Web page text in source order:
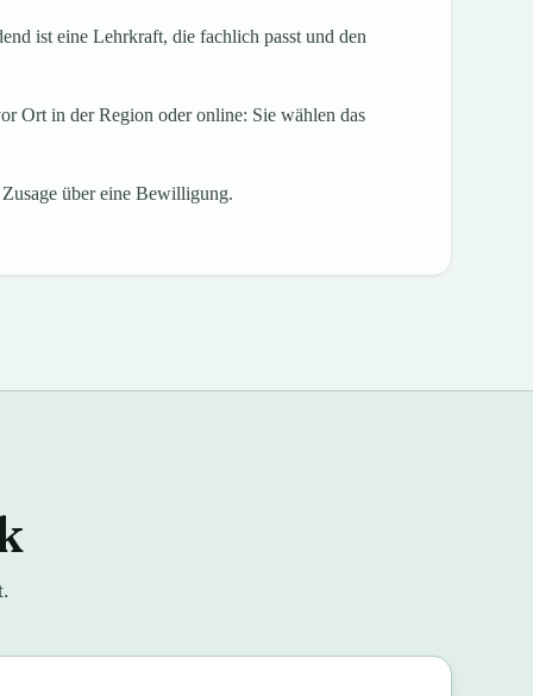
ist eine Lehrkraft, die fachlich passt und den
Ort in der Region oder online: Sie wählen das
über eine Bewilligung.